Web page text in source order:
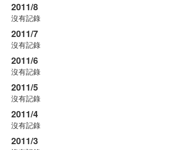
2011/8
沒有記錄
2011/7
沒有記錄
2011/6
沒有記錄
2011/5
沒有記錄
2011/4
沒有記錄
2011/3